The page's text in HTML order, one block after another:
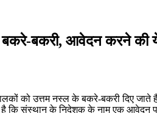
बकरी, आवेदन करने की
को उत्तम नस्ल के बकरे-बकरी दिए जाते
संस्थान के निदेशक के नाम एक आवेदन